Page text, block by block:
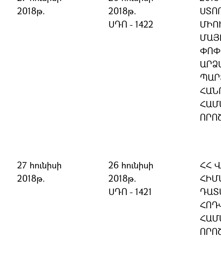
2018թ.
2018թ.
ՍԴՈ - 1422
27 հունիսի
2018թ.
26 հունիսի
2018թ.
ՍԴՈ - 1421
ՀՀ